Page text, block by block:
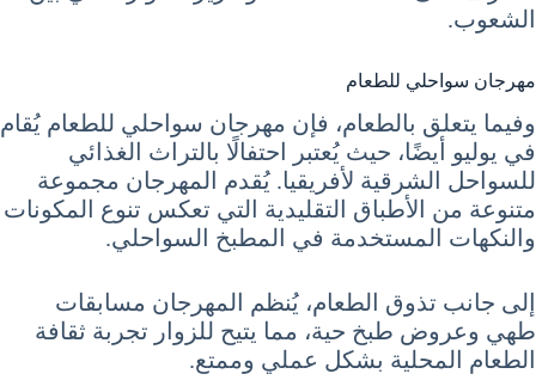
الشعوب.
مهرجان سواحلي للطعام
وفيما يتعلق بالطعام، فإن مهرجان سواحلي للطعام يُقام
في يوليو أيضًا، حيث يُعتبر احتفالًا بالتراث الغذائي
للسواحل الشرقية لأفريقيا. يُقدم المهرجان مجموعة
متنوعة من الأطباق التقليدية التي تعكس تنوع المكونات
والنكهات المستخدمة في المطبخ السواحلي.
إلى جانب تذوق الطعام، يُنظم المهرجان مسابقات
طهي وعروض طبخ حية، مما يتيح للزوار تجربة ثقافة
الطعام المحلية بشكل عملي وممتع.